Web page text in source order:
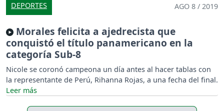
DEPORTES AGO 8 / 2019
Morales felicita a ajedrecista que
conquistó el título panamericano en la
categoría Sub-8
Nicole se coronó campeona un día antes al hacer tablas con
la representante de Perú, Rihanna Rojas, a una fecha del final.